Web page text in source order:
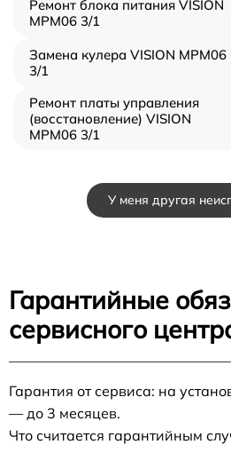
Ремонт блока питания VISION
MPM06 3/1
Замена кулера VISION MPM06
3/1
Ремонт платы управления
(восстановление) VISION
MPM06 3/1
У меня другая
Гарантийные
сервисного
Гарантия от сервиса: на
— до 3 месяцев.
Что считается гарантийным